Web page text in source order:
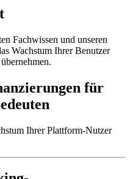
Fachwissen und unseren
Wachstum Ihrer Benutzer
für
Ihrer Plattform-Nutzer